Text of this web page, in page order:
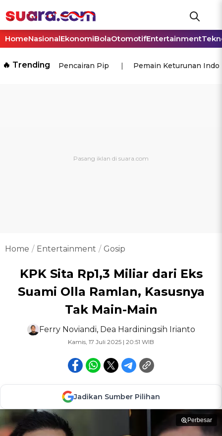
HomeNasionalEkonomiBolaOtomotifEntertainment
🔥 Trending Pencairan Pip Pemain Keturunan
Home Entertainment Gosip
KPK Sita Rp1,3 Miliar dari Eks
Suami Olla Ramlan, Kasusnya
Tak Main-Main
Ferry Noviandi, Dea Hardiningsih Irianto
Kamis, 17 Juli 2025 | 20:51 WIB
Jadikan Sumber Pilihan
Perbesar